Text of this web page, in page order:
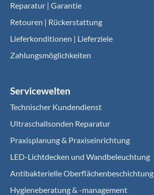
Reparatur | Garantie
Retouren | Rückerstattung
Lieferkonditionen | Lieferziele
Zahlungsmöglichkeiten
Servicewelten
Technischer Kundendienst
Ultraschallsonden Reparatur
Praxisplanung & Praxiseinrichtung
LED-Lichtdecken und Wandbeleuchtung
Antibakterielle Oberflächenbeschichtung
Hygieneberatung & -management